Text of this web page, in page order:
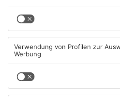
KINZIG-KREIS